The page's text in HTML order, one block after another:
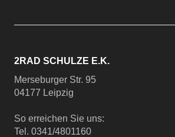
2RAD SCHULZE E.K.
Merseburger Str. 95
04177 Leipzig
So erreichen Sie uns:
Tel. 0341/4801160